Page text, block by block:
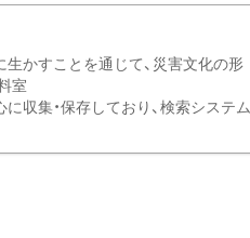
生かすことを通じて、災害文化の形
室
収集・保存しており、検索システム